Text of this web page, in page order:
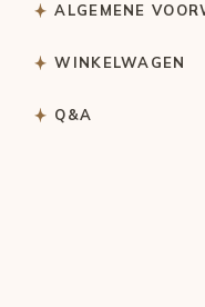
ALGEMENE
WINKELWAGEN
Q&A